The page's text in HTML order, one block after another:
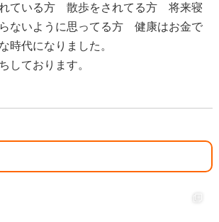
ている方 散歩をされてる方 将来寝
ないように思ってる方 健康はお金で
時代になりました。
しております。